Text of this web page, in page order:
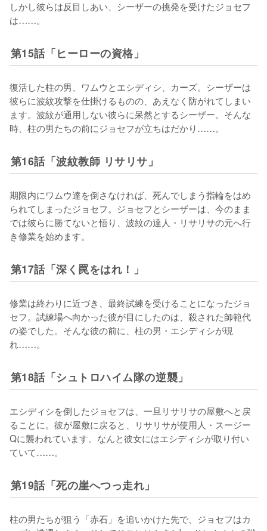
しかし彼らは反目しあい、シーザーの挑発を受けたジョセフ
は……。
第15話「ヒーローの資格」
復活した柱の男、ワムウとエシディシ、カーズ。シーザーは
彼らに波紋攻撃を仕掛けるものの、あえなく防がれてしまい
ます。波紋が通用しない彼らに呆然とするシーザー。そんな
時、柱の男たちの前にジョセフが立ちはだかり……。
第16話「波紋教師 リサリサ」
期限内にワムウ達を倒さなければ、死んでしまう指輪をはめ
られてしまったジョセフ。ジョセフとシーザーは、今のまま
では彼らに勝てないと悟り、波紋の達人・リサリサの元へ行
き修業を始めます。
第17話「深く罠をはれ！」
修業は終わりに近づき、最終試練を受けることになったジョ
セフ。試練場へ向かった彼が目にしたのは、殺された師範代
の姿でした。そんな彼の前に、柱の男・エシディシが現
れ……。
第18話「シュトロハイム隊の逆襲」
エシディシを倒したジョセフは、一旦リサリサの屋敷へと戻
ることに。彼が屋敷に戻ると、リサリサが使用人・スージー
Qに襲われています。なんと彼女にはエシディシが取り付い
ていて……。
第19話「死の崖へつっ走れ」
柱の男たちが狙う「赤石」を追いかけた先で、ジョセフはカ